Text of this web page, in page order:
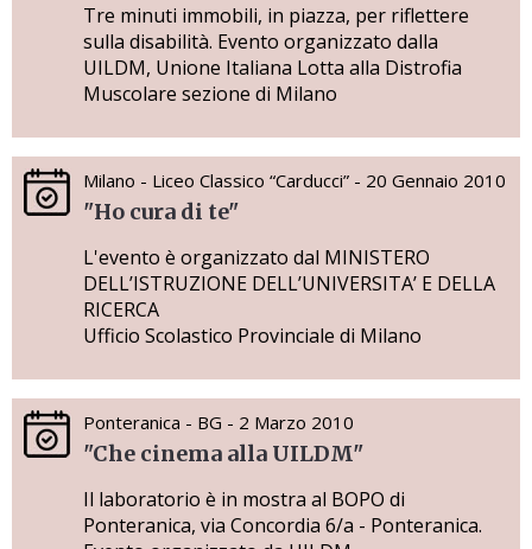
Tre minuti immobili, in piazza, per riflettere
sulla disabilità. Evento organizzato dalla
UILDM, Unione Italiana Lotta alla Distrofia
Muscolare sezione di Milano
Milano - Liceo Classico “Carducci” - 20 Gennaio 2010
"Ho cura di te"
L'evento è organizzato dal MINISTERO
DELL’ISTRUZIONE DELL’UNIVERSITA’ E DELLA
RICERCA
Ufficio Scolastico Provinciale di Milano
Ponteranica - BG - 2 Marzo 2010
"Che cinema alla UILDM"
Il laboratorio è in mostra al BOPO di
Ponteranica, via Concordia 6/a - Ponteranica.